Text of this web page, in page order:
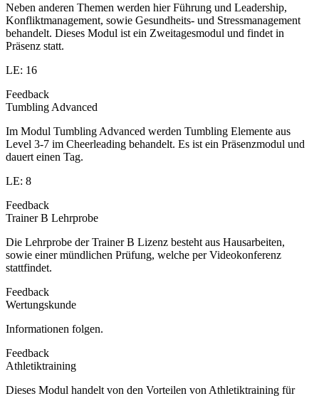
Neben anderen Themen werden hier Führung und Leadership,
Konfliktmanagement, sowie Gesundheits- und Stressmanagement
behandelt. Dieses Modul ist ein Zweitagesmodul und findet in
Präsenz statt.
LE: 16
Feedback
Tumbling Advanced
Im Modul Tumbling Advanced werden Tumbling Elemente aus
Level 3-7 im Cheerleading behandelt. Es ist ein Präsenzmodul und
dauert einen Tag.
LE: 8
Feedback
Trainer B Lehrprobe
Die Lehrprobe der Trainer B Lizenz besteht aus Hausarbeiten,
sowie einer mündlichen Prüfung, welche per Videokonferenz
stattfindet.
Feedback
Wertungskunde
Informationen folgen.
Feedback
Athletiktraining
Dieses Modul handelt von den Vorteilen von Athletiktraining für